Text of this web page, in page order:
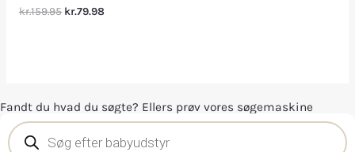
kr.159.95 kr.79.98
Fandt du hvad du søgte? Ellers prøv vores søgemaskine